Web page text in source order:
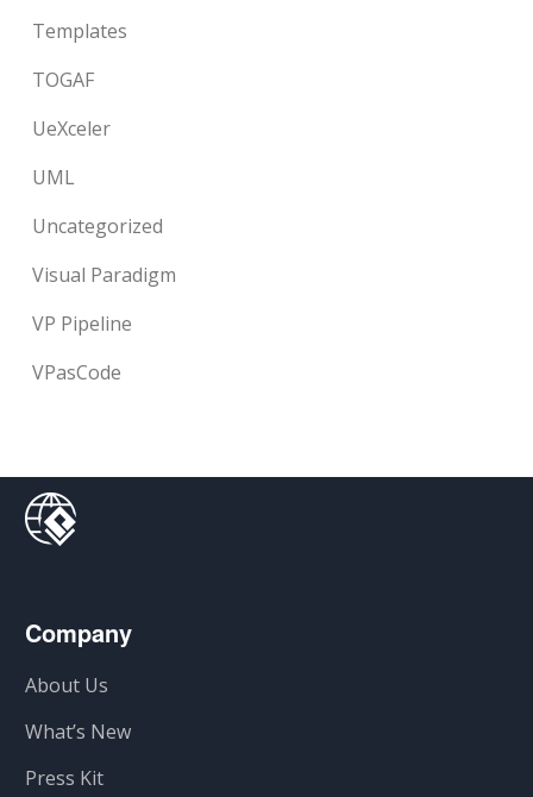
Templates
TOGAF
UeXceler
UML
Uncategorized
Visual Paradigm
VP Pipeline
VPasCode
Company
About Us
What’s New
Press Kit